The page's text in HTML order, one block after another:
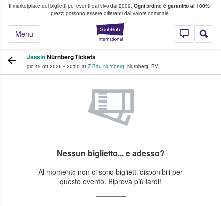
Il marketplace dei biglietti per eventi dal vivo dal 2009. Ogni ordine è garantito al 100%I
prezzi possono essere differenti dal valore nominale.
StubHub - Dove
Menu
fan comprano e vendono biglietti
JassinNürnberg Tickets
gio 15 ott 2026 • 20:00 at Z-Bau Nürnberg, Nürnberg, BV
Nessun biglietto... e adesso?
Al momento non ci sono biglietti disponibili per
questo evento. Riprova più tardi!